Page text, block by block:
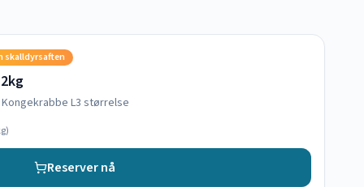
skalldyrsaften
L3 størrelse
Reserver nå